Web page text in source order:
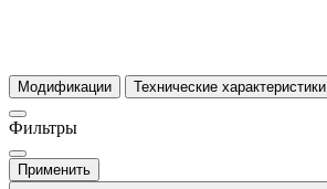
Модификации Технические характеристики
Фильтры
Применить